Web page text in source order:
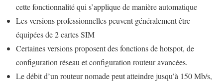
cette fonctionnalité qui s’applique de manière automatique
Les versions professionnelles peuvent généralement être
équipées de 2 cartes SIM
Certaines versions proposent des fonctions de hotspot, de
configuration réseau et configuration routeur avancées.
Le débit d’un routeur nomade peut atteindre jusqu’à 150 Mb/s,